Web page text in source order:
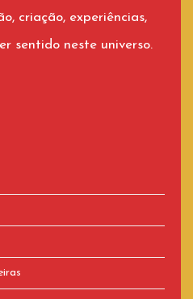
criação, experiências,
sentido neste universo.